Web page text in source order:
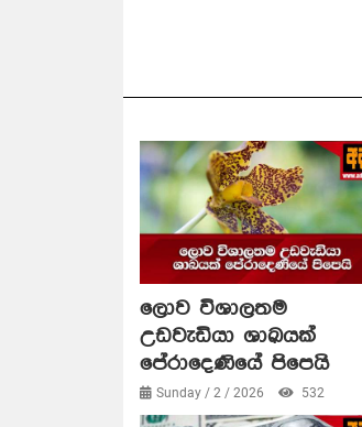
ලොව විශාලතම
උඩවැඩියා ශාඛයක්
පේරාදෙණියේ පිපෙයි
Sunday / 2 / 2026 532